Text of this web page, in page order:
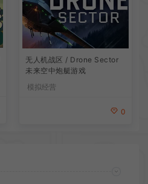
无人机战区 / Drone Sector
未来空中炮艇游戏
模拟经营
0